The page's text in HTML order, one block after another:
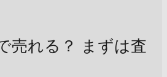
売れる？
まずは査